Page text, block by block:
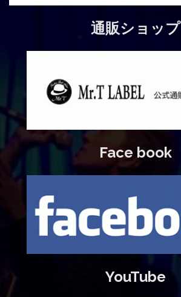
通販ショップ
Face book
YouTube